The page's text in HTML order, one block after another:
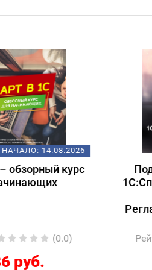
НАЧАЛО:18.08.2026
к экзамену
консультант
:
12267 руб.